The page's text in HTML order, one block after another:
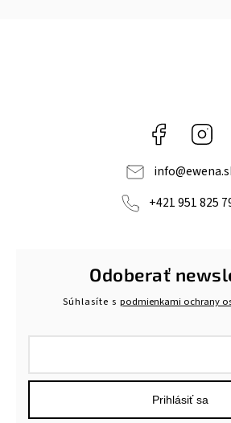
Facebook
info@
+421 951 825
Odoberať
Súhlasíte s podmienkami ochrany
Prihlásiť sa